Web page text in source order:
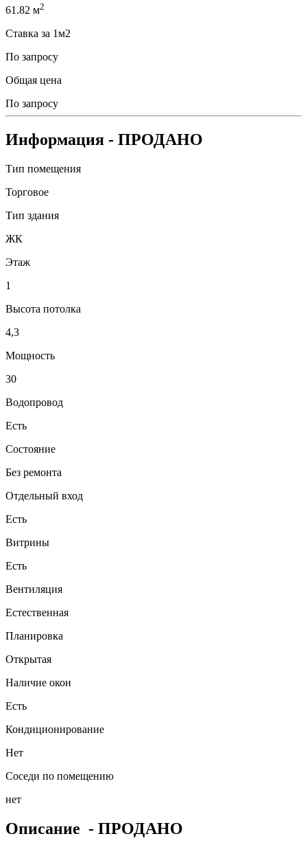
61.82 м2
Ставка за 1м2
По запросу
Общая цена
По запросу
Информация - ПРОДАНО
Тип помещения
Торговое
Тип здания
ЖК
Этаж
1
Высота потолка
4,3
Мощность
30
Водопровод
Есть
Состояние
Без ремонта
Отдельный вход
Есть
Витрины
Есть
Вентиляция
Естественная
Планировка
Открытая
Наличие окон
Есть
Кондиционирование
Нет
Соседи по помещению
нет
Описание - ПРОДАНО